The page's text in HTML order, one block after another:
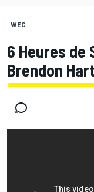
WEC
6 Heures de
Brendon